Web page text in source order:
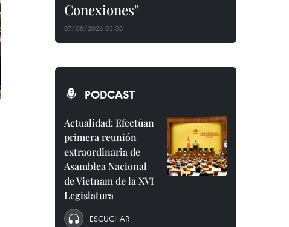
Conexiones"
07/08/2026 03:08
PODCAST
Actualidad: Efectúan
primera reunión
extraordinaria de
Asamblea Nacional
de Vietnam de la XVI
Legislatura
ESCUCHAR